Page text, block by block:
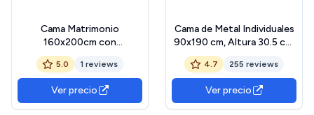
Cama Matrimonio
160x200cm con
cajones,Cama Queen
Size,Estructura de Cama
Doble,Cama Baja,Tres
Compartimentos de
Almacenamiento,sin
5.0 1 reviews
Ver precio
Cama de Metal Individuales
90x190 cm, Altura 30.5 cm,
Somier 90 x 190 con Patas
de Esquina Curvadas de
Acero, Almacenamiento
bajo la Cama, Fácil Montaje,
Libre de Ruidos, Negro
4.7 255 reviews
Ver precio